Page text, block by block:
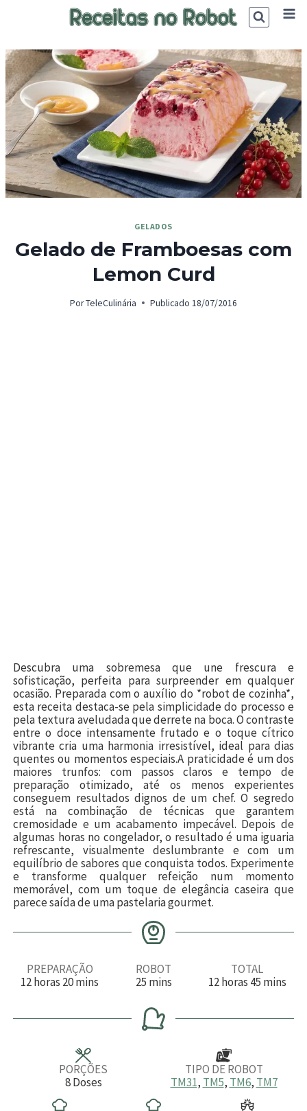
GELADOS
Gelado de Framboesas com
Lemon Curd
PorTeleCulinária Publicado 18/07/2016
Descubra uma sobremesa que une frescura e
sofisticação, perfeita para surpreender em qualquer
ocasião. Preparada com o auxílio do *robot de cozinha*,
esta receita destaca-se pela simplicidade do processo e
pela textura aveludada que derrete na boca. O contraste
entre o doce intensamente frutado e o toque cítrico
vibrante cria uma harmonia irresistível, ideal para dias
quentes ou momentos especiais.A praticidade é um dos
maiores trunfos: com passos claros e tempo de
preparação otimizado, até os menos experientes
conseguem resultados dignos de um chef. O segredo
está na combinação de técnicas que garantem
cremosidade e um acabamento impecável. Depois de
algumas horas no congelador, o resultado é uma iguaria
refrescante, visualmente deslumbrante e com um
equilíbrio de sabores que conquista todos. Experimente
e transforme qualquer refeição num momento
memorável, com um toque de elegância caseira que
parece saída de uma pastelaria gourmet.
PREPARAÇÃO
12h
a
horas 20m
u
o
s
mins
ROBOT
25m
n
u
t
mins
TOTAL
12h
a
horas 45m
u
mins
PORÇÕES
8 Doses
TIPO DE ROBOT
TM31, TM5, TM6, TM7